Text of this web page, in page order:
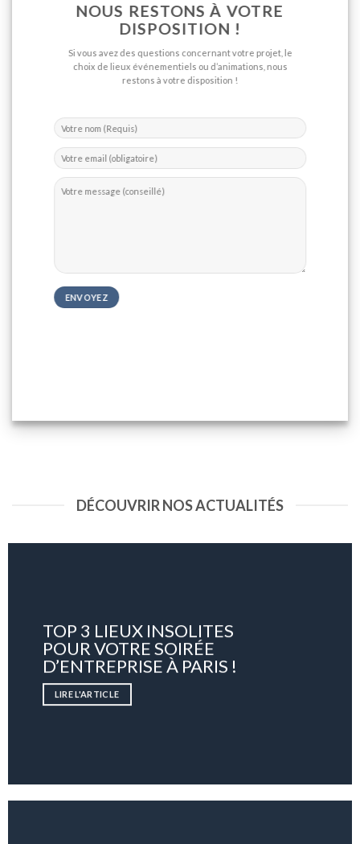
NOUS RESTONS À VOTRE
DISPOSITION !
Si vous avez des questions concernant votre projet, le
choix de lieux événementiels ou d’animations, nous
restons à votre disposition !
DÉCOUVRIR NOS ACTUALITÉS
TOP 3 LIEUX INSOLITES
POUR VOTRE SOIRÉE
D’ENTREPRISE À PARIS !
LIRE L'ARTICLE